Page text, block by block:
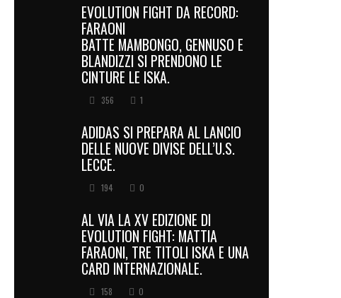
EVOLUTION FIGHT DA RECORD:
FARAONI
BATTE MAMBONGO, GENNUSO E
BLANDIZZI SI PRENDONO LE
CINTURE LE ISKA.
356 1
ADIDAS SI PREPARA AL LANCIO
DELLE NUOVE DIVISE DELL’U.S.
LECCE.
194 0
AL VIA LA XV EDIZIONE DI
EVOLUTION FIGHT: MATTIA
FARAONI, TRE TITOLI ISKA E UNA
CARD INTERNAZIONALE.
158 0